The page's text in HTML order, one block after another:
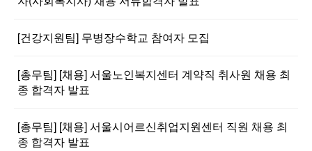
[건강지원팀] 무병장수학교 참여자 모집
[총무팀] [채용] 서울노인복지센터 계약직 취사원 채용 최
종 합격자 발표
[총무팀] [채용] 서울시어르신취업지원센터 직원 채용 최
종 합격자 발표